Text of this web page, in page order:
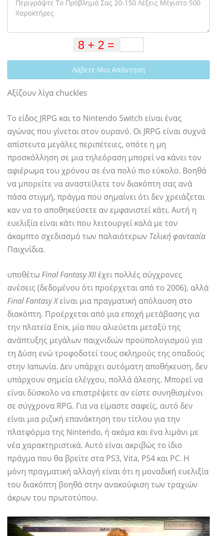
Λάβετε Μια Απάντηση
Αξίζουν λίγα chuckles
Το είδος JRPG και το Nintendo Switch είναι ένας
αγώνας που γίνεται στον ουρανό. Οι JRPG είναι συχνά
απίστευτα μεγάλες περιπέτειες, οπότε η μη
προσκόλληση σε μια τηλεόραση μπορεί να κάνει τον
αφιέρωμα του χρόνου σε ένα πολύ πιο εύκολο. Βοηθά
να μπορείτε να αναστείλετε τον διακόπτη σας ανά
πάσα στιγμή, πράγμα που σημαίνει ότι δεν χρειάζεται
καν να το αποθηκεύσετε αν εμφανιστεί κάτι. Αυτή η
ευελιξία είναι κάτι που λειτουργεί καλά με τον
άκαμπτο σχεδιασμό των παλαιότερων Τελική φαντασία
Παιχνίδια.
υποθέτωFinal Fantasy XIIέχει πολλές σύγχρονες
ανέσεις (δεδομένου ότι προέρχεται από το 2006), αλλά
Final Fantasy Xείναι μια πραγματική απόλαυση στο
διακόπτη. Προέρχεται από μια εποχή μετάβασης για
την πλατεία Enix, μία που αλιεύεται μεταξύ της
ανάπτυξης μεγάλων παιχνιδιών προϋπολογισμού για
τη Δύση ενώ τροφοδοτεί τους σκληρούς της οπαδούς
στην Ιαπωνία. Δεν υπάρχει αυτόματη αποθήκευση, δεν
υπάρχουν σημεία ελέγχου, πολλά άλεσης. Μπορεί να
είναι δύσκολο να επιστρέψετε αν είστε συνηθισμένοι
σε σύγχρονα RPG. Για να είμαστε σαφείς, αυτό δεν
είναι μια ριζική επανάκτηση του τίτλου για την
πλατφόρμα της Nintendo, ή ακόμα και ένα λιμάνι με
νέα χαρακτηριστικά. Αυτό είναι ακριβώς το ίδιο
πράγμα που θα βρείτε στα PS3, Vita, PS4 και PC. Η
μόνη πραγματική αλλαγή είναι ότι η μοναδική ευελιξία
του διακόπτη βοηθά στην ανακούφιση των τραχιών
άκρων του πρωτοτύπου.